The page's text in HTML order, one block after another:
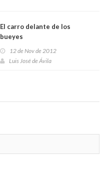
El carro delante de los
bueyes
12 de Nov de 2012
Luis José de Ávila